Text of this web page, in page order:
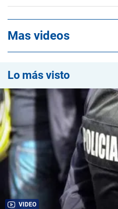
Mas videos
Lo más visto
VIDEO